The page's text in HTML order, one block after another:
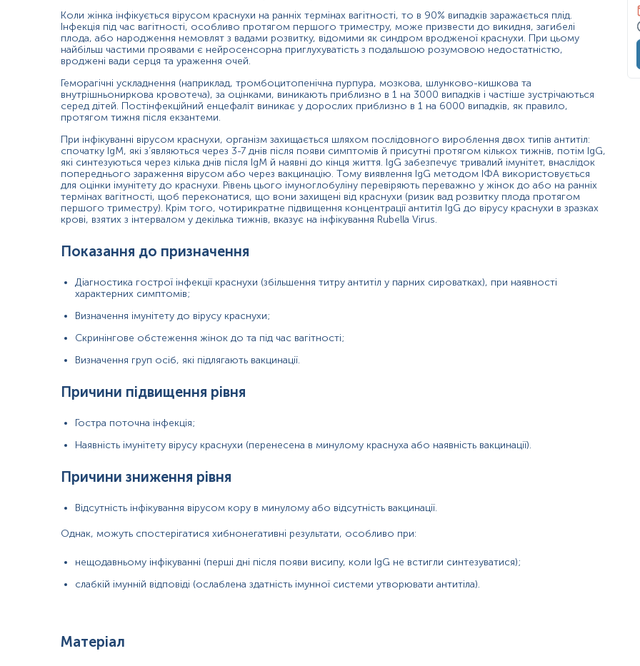
нещодавньому інфікуванні (перші дні після появи висипу, коли IgG не встигли синтезуватися);
слабкій імунній відповіді (ослаблена здатність імунної системи утворювати антитіла).
Одиниці вимірювання, референтні значення та діапазон вимірювань можуть змінюватися у відповідності до зміни тест-систем.
Застереження!
Коли жінка інфікується вірусом краснухи на ранніх термінах вагітності, то в 90% випадків заражається плід.
Інфекція під час вагітності, особливо протягом першого триместру, може призвести до викидня, загибелі
плода, або народження немовлят з вадами розвитку, відомими як синдром вродженої краснухи. При цьому
найбільш частими проявами є нейросенсорна приглухуватість з подальшою розумовою недостатністю,
вроджені вади серця та ураження очей.
Геморагічні ускладнення (наприклад, тромбоцитопенічна пурпура, мозкова, шлунково-кишкова та
внутрішньониркова кровотеча), за оцінками, виникають приблизно в 1 на 3000 випадків і частіше зустрічаються
серед дітей. Постінфекційний енцефаліт виникає у дорослих приблизно в 1 на 6000 випадків, як правило,
протягом тижня після екзантеми.
При інфікуванні вірусом краснухи, організм захищається шляхом послідовного вироблення двох типів антитіл:
спочатку IgM, які з’являються через 3-7 днів після появи симптомів й присутні протягом кількох тижнів, потім IgG,
які синтезуються через кілька днів після IgM й наявні до кінця життя. IgG забезпечує тривалий імунітет, внаслідок
попереднього зараження вірусом або через вакцинацію. Тому виявлення IgG методом ІФА використовується
для оцінки імунітету до краснухи. Рівень цього імуноглобуліну перевіряють переважно у жінок до або на ранніх
термінах вагітності, щоб переконатися, що вони захищені від краснухи (ризик вад розвитку плода протягом
першого триместру). Крім того, чотирикратне підвищення концентрації антитіл IgG до вірусу краснухи в зразках
крові, взятих з інтервалом у декілька тижнів, вказує на інфікування Rubella Virus.
Показання до призначення
Діагностика гострої інфекції краснухи (збільшення титру антитіл у парних сироватках), при наявності
характерних симптомів;
Визначення імунітету до вірусу краснухи;
Скринінгове обстеження жінок до та під час вагітності;
Визначення груп осіб, які підлягають вакцинації.
Причини підвищення рівня
Гостра поточна інфекція;
Наявність імунітету вірусу краснухи (перенесена в минулому краснуха або наявність вакцинації).
Причини зниження рівня
Відсутність інфікування вірусом кору в минулому або відсутність вакцинації.
Однак, можуть спостерігатися хибнонегативні результати, особливо при:
нещодавньому інфікуванні (перші дні після появи висипу, коли IgG не встигли синтезуватися);
слабкій імунній відповіді (ослаблена здатність імунної системи утворювати антитіла).
Матеріал